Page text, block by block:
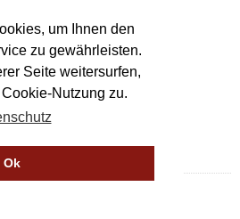
um Ihnen den
zu gewährleisten.
Seite weitersurfen,
Nutzung zu.
Ok